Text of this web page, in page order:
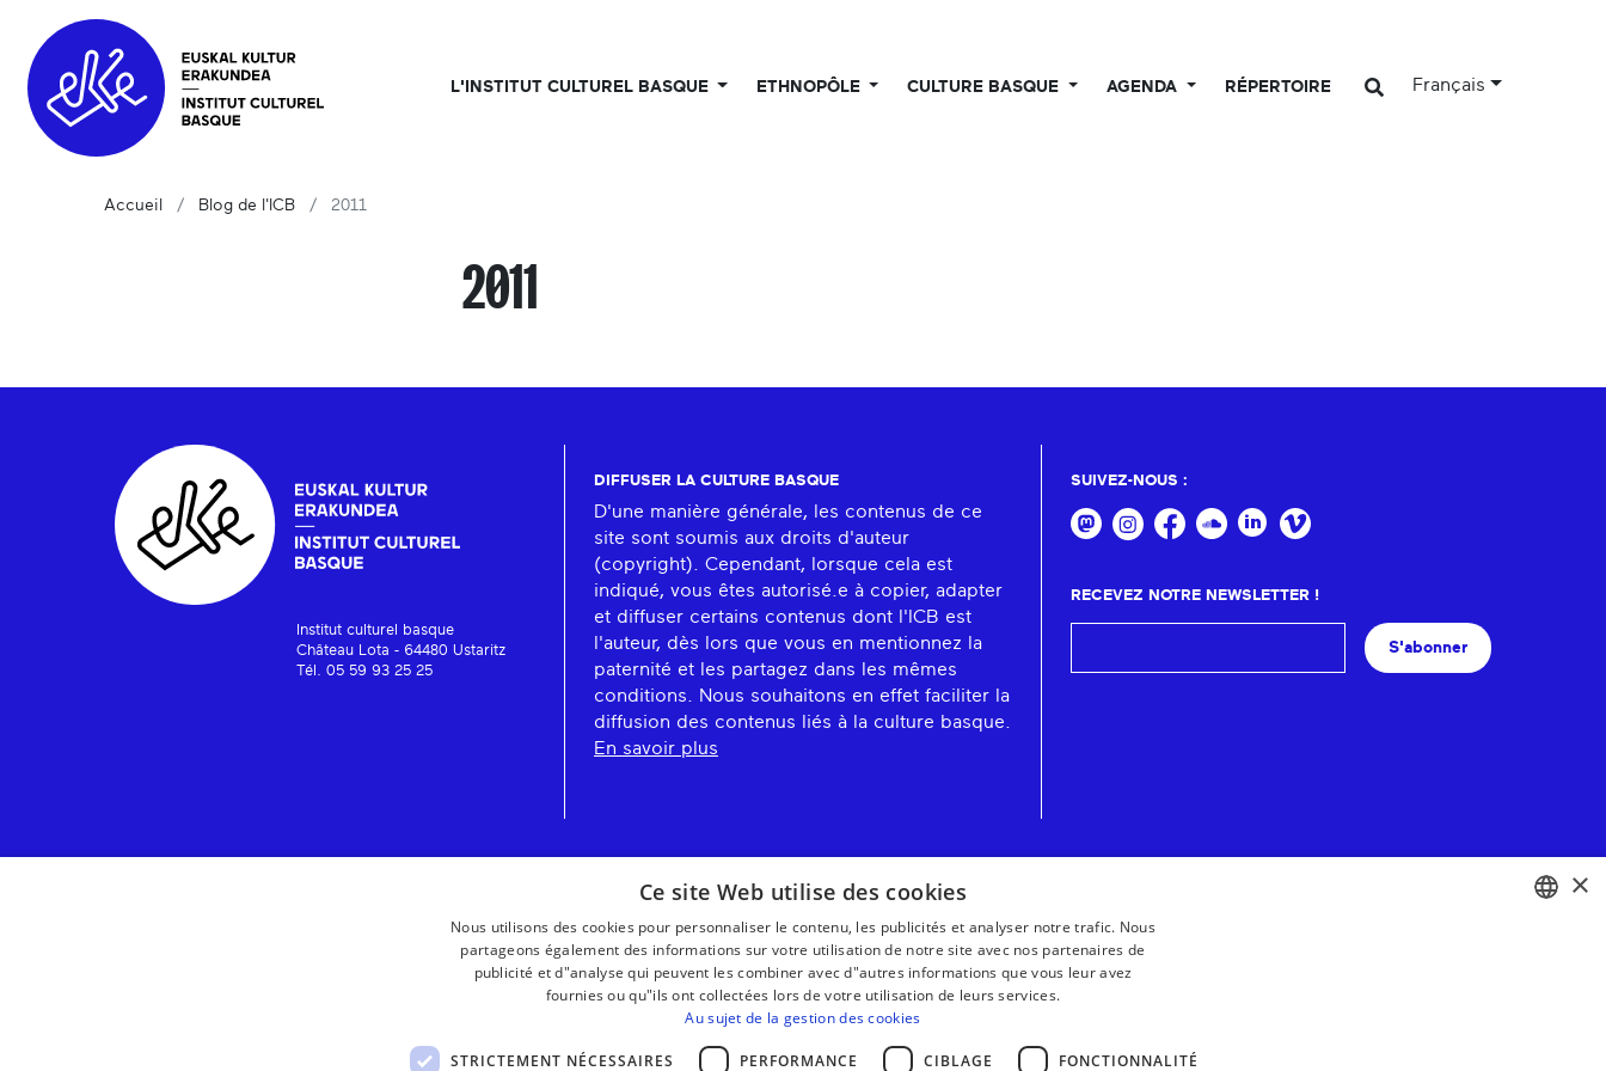
L'INSTITUT CULTUREL BASQUE ETHNOPÔLE CULTURE BASQUE AGENDA RÉPERTOIRE Français
Accueil Blog de l'ICB 2011
2011
Institut culturel basque
Château Lota - 64480 Ustaritz
Tél. 05 59 93 25 25
DIFFUSER LA CULTURE BASQUE
D'une manière générale, les contenus de ce
site sont soumis aux droits d'auteur
(copyright). Cependant, lorsque cela est
indiqué, vous êtes autorisé.e à copier, adapter
et diffuser certains contenus dont l'ICB est
l'auteur, dès lors que vous en mentionnez la
paternité et les partagez dans les mêmes
conditions. Nous souhaitons en effet faciliter la
diffusion des contenus liés à la culture basque.
En savoir plus
SUIVEZ-NOUS :
RECEVEZ NOTRE NEWSLETTER !
S'abonner
×
Ce site Web utilise des cookies
Nous utilisons des cookies pour personnaliser le contenu, les publicités et analyser notre trafic. Nous
partageons également des informations sur votre utilisation de notre site avec nos partenaires de
publicité et d"analyse qui peuvent les combiner avec d"autres informations que vous leur avez
fournies ou qu"ils ont collectées lors de votre utilisation de leurs services.
Au sujet de la gestion des cookies
STRICTEMENT NÉCESSAIRES PERFORMANCE CIBLAGE FONCTIONNALITÉ